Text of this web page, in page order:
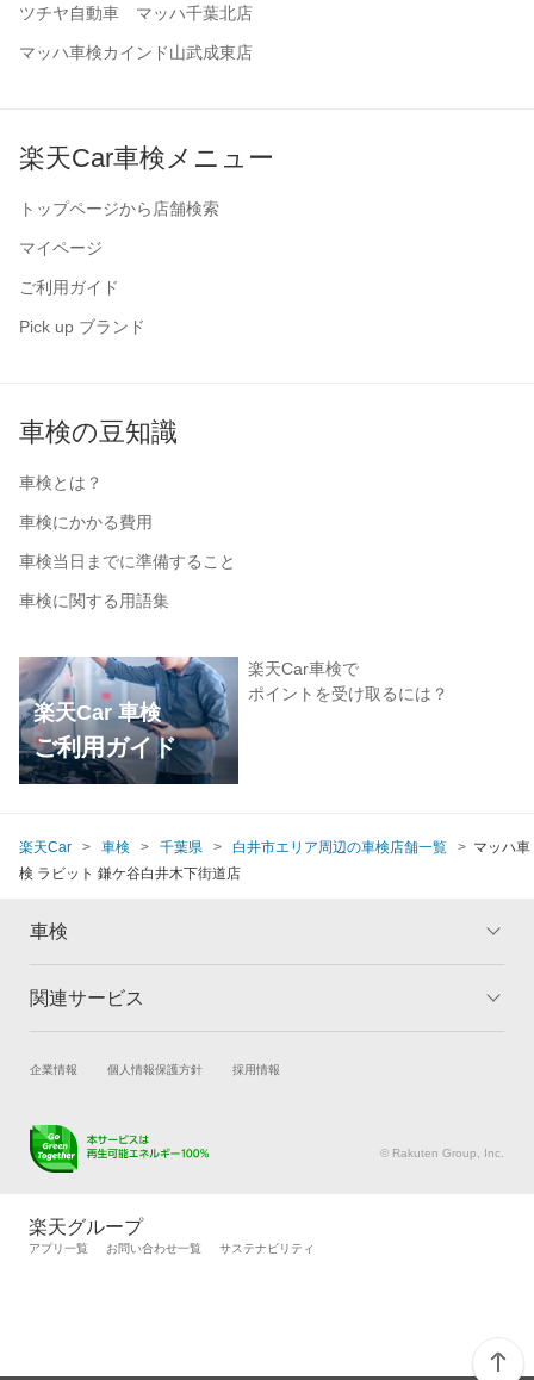
ツチヤ自動車 マッハ千葉北店
マッハ車検カインド山武成東店
楽天Car車検メニュー
トップページから店舗検索
マイページ
ご利用ガイド
Pick up ブランド
車検の豆知識
車検とは？
車検にかかる費用
車検当日までに準備すること
車検に関する用語集
楽天Car 車検
ご利用ガイド
楽天Car車検で
ポイントを受け取るには？
楽天Car 車検 千葉県 白井市エリア周辺の車検店舗一覧
マッハ車
検 ラビット 鎌ケ谷白井木下街道店
車検
トップ
車検の基礎知識 キャンペーン一覧
関連サービス
試乗・商談 新車購入
キズ修理予約
メンテナンス管理
タイヤ交換サービス
自動車カタログ 自動車保険
企業情報 個人情報保護方針 採用情報
© Rakuten Group, Inc.
楽天グループ
アプリ一覧 お問い合わせ一覧 サステナビリティ